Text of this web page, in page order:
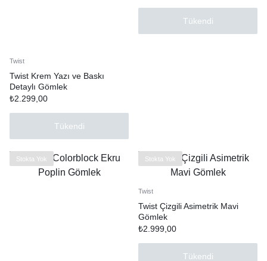
Twist
Twist Krem Yazı ve Baskı
Detaylı Gömlek
₺2.299,00
Tükendi
Tükendi
Stokta Yok Stokta Yok
Twist
Twist Çizgili Asimetrik Mavi
Gömlek
₺2.999,00
Tükendi